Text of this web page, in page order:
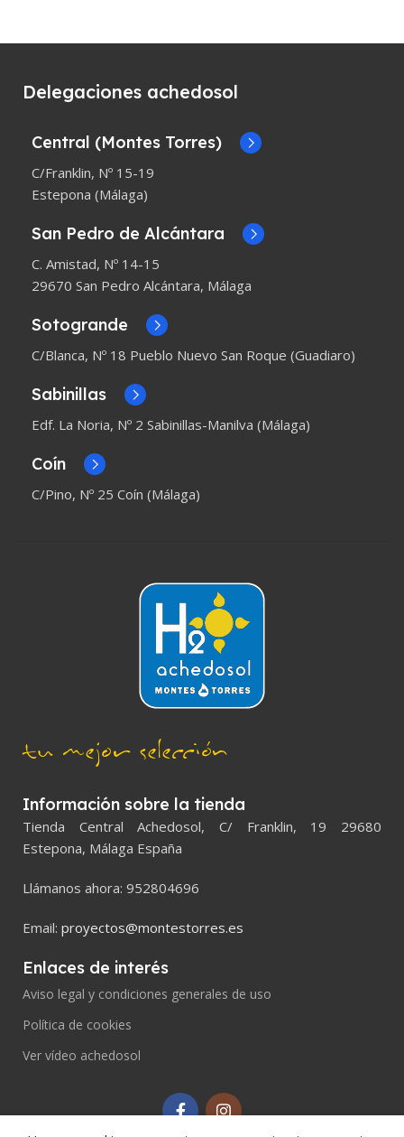
Delegaciones achedosol
Central (Montes Torres)
C/Franklin, Nº 15-19
Estepona (Málaga)
San Pedro de Alcántara
C. Amistad, Nº 14-15
29670 San Pedro Alcántara, Málaga
Sotogrande
C/Blanca, Nº 18 Pueblo Nuevo San Roque (Guadiaro)
Sabinillas
Edf. La Noria, Nº 2 Sabinillas-Manilva (Málaga)
Coín
C/Pino, Nº 25 Coín (Málaga)
tu mejor selección
Información sobre la tienda
Tienda Central Achedosol, C/ Franklin, 19 29680
Estepona, Málaga España
Llámanos ahora: 952804696
Email: proyectos@montestorres.es
Enlaces de interés
Aviso legal y condiciones generales de uso
Política de cookies
Ver vídeo achedosol